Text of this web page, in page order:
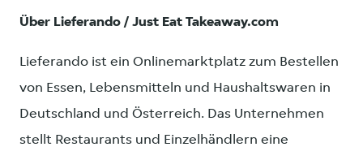
Über Lieferando / Just Eat Takeaway.com
Lieferando ist ein Onlinemarktplatz zum Bestellen
von Essen, Lebensmitteln und Haushaltswaren in
Deutschland und Österreich. Das Unternehmen
stellt Restaurants und Einzelhändlern eine